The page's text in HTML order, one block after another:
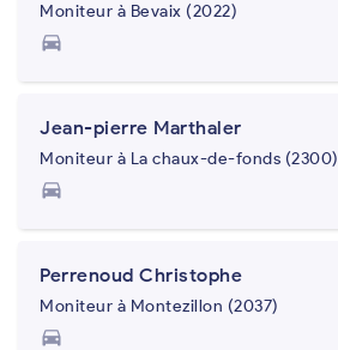
Moniteur à Bevaix (2022)
directions_car
Jean-pierre Marthaler
Moniteur à La chaux-de-fonds (2300)
directions_car
Perrenoud Christophe
Moniteur à Montezillon (2037)
directions_car